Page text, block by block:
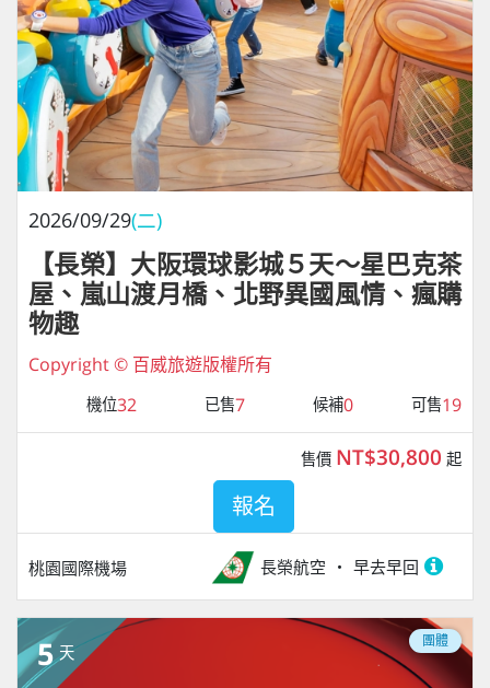
2026/09/29(二)
【長榮】大阪環球影城５天～星巴克茶
屋、嵐山渡月橋、北野異國風情、瘋購
物趣
Copyright © 百威旅遊版權所有
機位32 已售7 候補0 可售19
桃園國際機場 長榮航空 早去早回
售價 NT$30,800 起
報名
5 天
團體